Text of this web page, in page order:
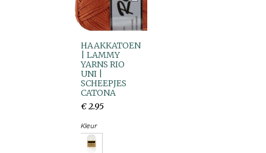
HAAKKATOEN
| LAMMY
YARNS RIO
UNI |
SCHEEPJES
CATONA
€ 2.95
Kleur